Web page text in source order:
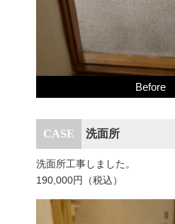
Before
洗面所
洗面所工事しました。
190,000円（税込）